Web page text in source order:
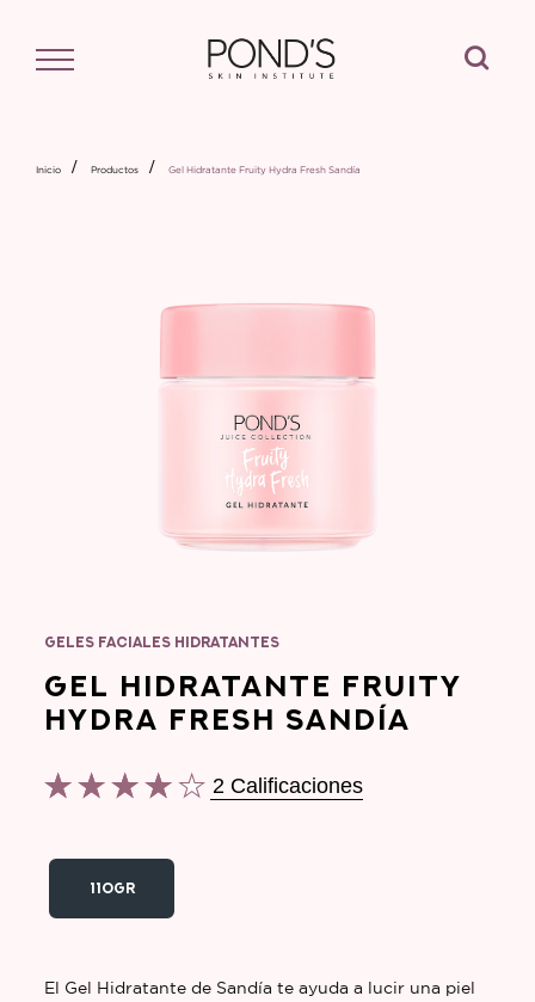
Buscar
Inicio Productos Gel Hidratante Fruity Hydra Fresh Sandía
GELES FACIALES HIDRATANTES
GEL HIDRATANTE FRUITY
HYDRA FRESH SANDÍA
La
promedio
este
Hidratante
2 Calificaciones
110GR
El Gel Hidratante de Sandía te ayuda a lucir una piel